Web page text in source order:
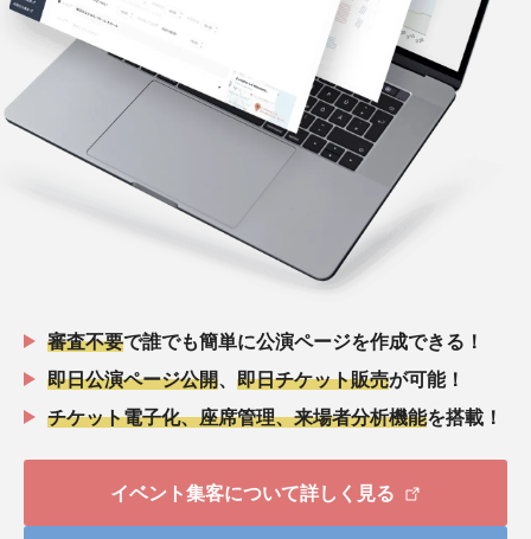
審査不要で誰でも簡単に公演ページを作成できる！
即日公演ページ公開
即日チケット販売が可能！
チケット電子化、座席管理、来場者分析機能を搭載！
イベント集客について詳しく見る